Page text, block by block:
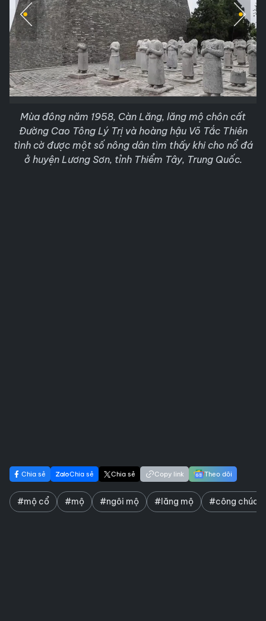
Mùa đông năm 1958, Càn Lăng, lăng mộ chôn cất
Đường Cao Tông Lý Trị và hoàng hậu Võ Tắc Thiên
tình cờ được một số nông dân tìm thấy khi cho nổ đá
ở huyện Lương Sơn, tỉnh Thiểm Tây, Trung Quốc.
Chia sẻ Chia sẻ Chia sẻ Copy link Theo dõi
#mộ cổ #mộ #ngôi mộ #lăng mộ #công chúa